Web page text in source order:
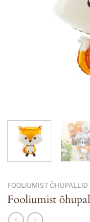
FOOLIUMIST ÕHUPALLID
Fooliumist